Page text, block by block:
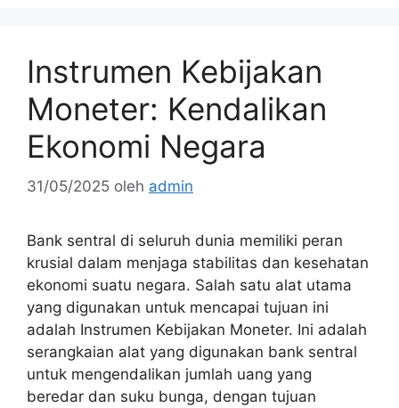
Instrumen Kebijakan
Moneter: Kendalikan
Ekonomi Negara
31/05/2025 oleh admin
Bank sentral di seluruh dunia memiliki peran
krusial dalam menjaga stabilitas dan kesehatan
ekonomi suatu negara. Salah satu alat utama
yang digunakan untuk mencapai tujuan ini
adalah Instrumen Kebijakan Moneter. Ini adalah
serangkaian alat yang digunakan bank sentral
untuk mengendalikan jumlah uang yang
beredar dan suku bunga, dengan tujuan